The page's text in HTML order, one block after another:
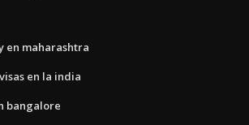
en maharashtra
en la india
bangalore